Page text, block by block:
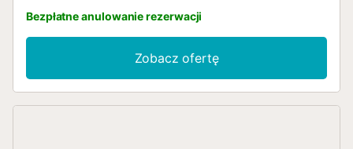
Bezpłatne anulowanie rezerwacji
Zobacz ofertę